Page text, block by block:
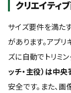
クリエイティ
サイズ要件を満た
があります。アプ
ズに自動でトリミン
ッチ・主役）は中
安全です。また、